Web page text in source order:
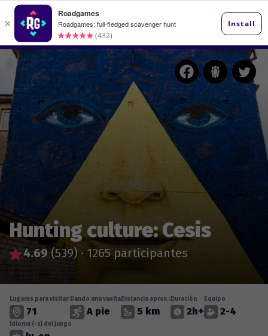
Hunting culture: Cesis
4.69 (539) · 1265 participantes
Lugares para visitar:
71
Dando una vuelta
A pie
Distancia aprox.:
5 km
Duración
2h+
Equipo
2-4
Idioma (-s) del juego